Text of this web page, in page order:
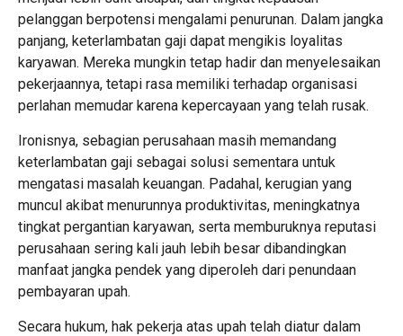
pelanggan berpotensi mengalami penurunan. Dalam jangka
panjang, keterlambatan gaji dapat mengikis loyalitas
karyawan. Mereka mungkin tetap hadir dan menyelesaikan
pekerjaannya, tetapi rasa memiliki terhadap organisasi
perlahan memudar karena kepercayaan yang telah rusak.
Ironisnya, sebagian perusahaan masih memandang
keterlambatan gaji sebagai solusi sementara untuk
mengatasi masalah keuangan. Padahal, kerugian yang
muncul akibat menurunnya produktivitas, meningkatnya
tingkat pergantian karyawan, serta memburuknya reputasi
perusahaan sering kali jauh lebih besar dibandingkan
manfaat jangka pendek yang diperoleh dari penundaan
pembayaran upah.
Secara hukum, hak pekerja atas upah telah diatur dalam